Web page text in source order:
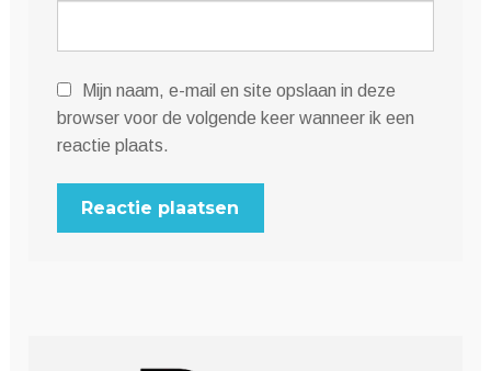
Mijn naam, e-mail en site opslaan in deze
browser voor de volgende keer wanneer ik een
reactie plaats.